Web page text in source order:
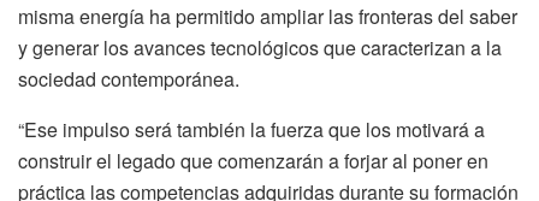
misma energía ha permitido ampliar las fronteras del saber
y generar los avances tecnológicos que caracterizan a la
sociedad contemporánea.
“Ese impulso será también la fuerza que los motivará a
construir el legado que comenzarán a forjar al poner en
práctica las competencias adquiridas durante su formación